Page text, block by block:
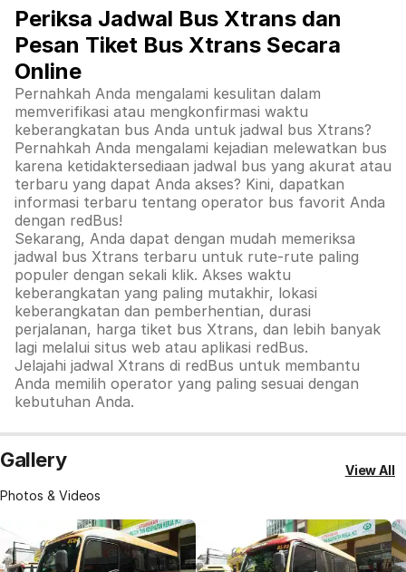
Periksa Jadwal Bus Xtrans dan
Pesan Tiket Bus Xtrans Secara
Online
Pernahkah Anda mengalami kesulitan dalam
memverifikasi atau mengkonfirmasi waktu
keberangkatan bus Anda untuk jadwal bus Xtrans?
Pernahkah Anda mengalami kejadian melewatkan bus
karena ketidaktersediaan jadwal bus yang akurat atau
terbaru yang dapat Anda akses? Kini, dapatkan
informasi terbaru tentang operator bus favorit Anda
dengan redBus!
Sekarang, Anda dapat dengan mudah memeriksa
jadwal bus Xtrans terbaru untuk rute-rute paling
populer dengan sekali klik. Akses waktu
keberangkatan yang paling mutakhir, lokasi
keberangkatan dan pemberhentian, durasi
perjalanan, harga tiket bus Xtrans, dan lebih banyak
lagi melalui situs web atau aplikasi redBus.
Jelajahi jadwal Xtrans di redBus untuk membantu
Anda memilih operator yang paling sesuai dengan
kebutuhan Anda.
Gallery
Photos & Videos
View All